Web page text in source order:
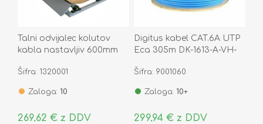
Talni odvijalec kolutov
kabla nastavljiv 600mm
Šifra: 1320001
Zaloga: 10
269,62 € z DDV
Digitus kabel CAT.6A UTP
Eca 305m DK-1613-A-VH-
Šifra: 9001060
Zaloga: 10+
299,94 € z DDV